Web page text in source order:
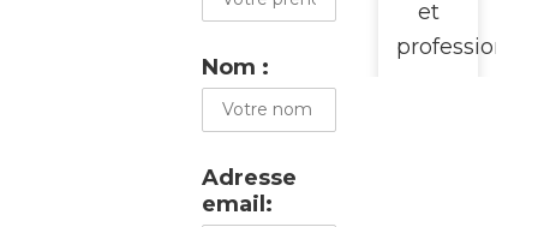
Nom :
Adresse
email:
et